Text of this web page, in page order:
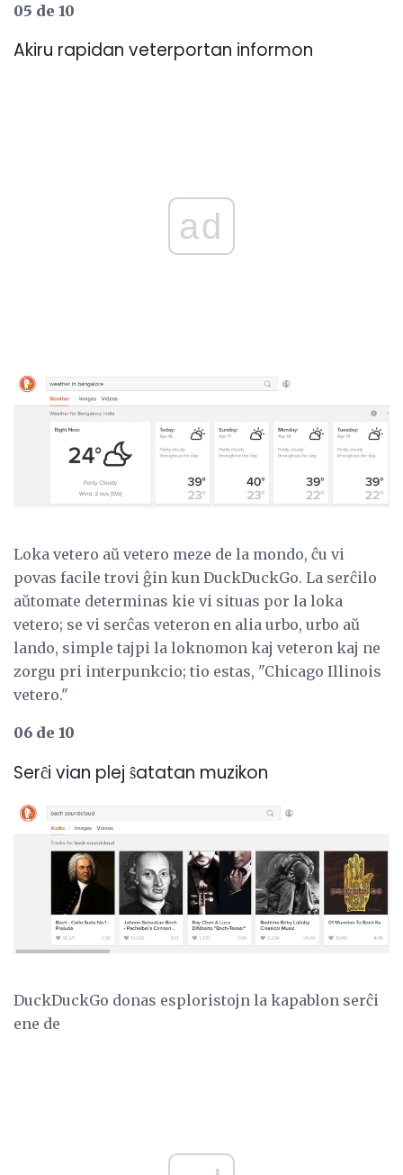
05 de 10
Akiru rapidan veterportan informon
ad
Loka vetero aŭ vetero meze de la mondo, ĉu vi
povas facile trovi ĝin kun DuckDuckGo. La serĉilo
aŭtomate determinas kie vi situas por la loka
vetero; se vi serĉas veteron en alia urbo, urbo aŭ
lando, simple tajpi la loknomon kaj veteron kaj ne
zorgu pri interpunkcio; tio estas, "Chicago Illinois
vetero."
06 de 10
Serĉi vian plej ŝatatan muzikon
DuckDuckGo donas esploristojn la kapablon serĉi
ene de